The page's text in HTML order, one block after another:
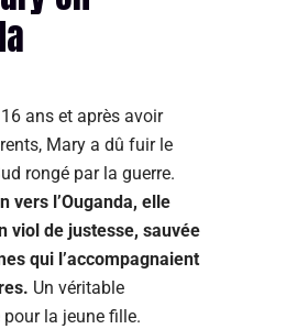
ans et après avoir
Mary a dû fuir le
rongé par la guerre.
vers l’Ouganda, elle
viol de justesse, sauvée
qui l’accompagnaient
Un véritable
la jeune fille.